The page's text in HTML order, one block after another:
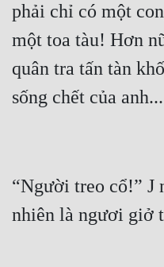
phải chỉ có một
một toa tàu! Hơn
quân tra tấn tàn
“Người treo cổ!” J